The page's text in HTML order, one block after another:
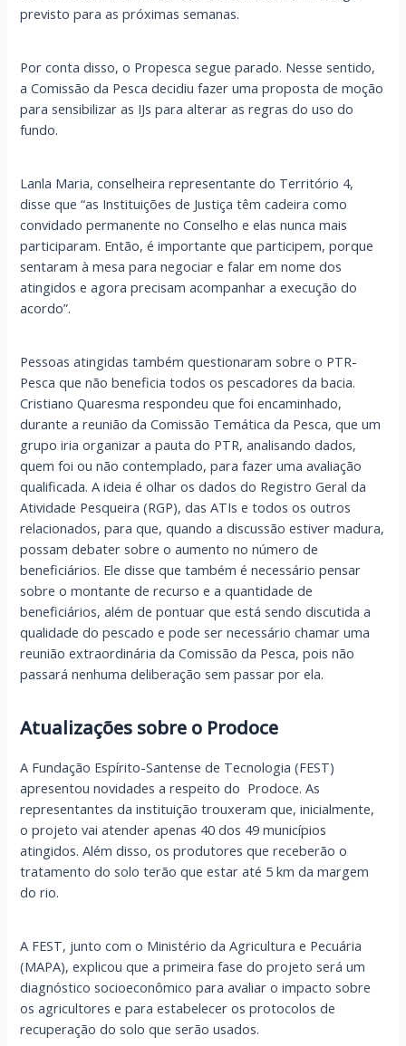
previsto para as próximas semanas.
Por conta disso, o Propesca segue parado. Nesse sentido,
a Comissão da Pesca decidiu fazer uma proposta de moção
para sensibilizar as IJs para alterar as regras do uso do
fundo.
Lanla Maria, conselheira representante do Território 4,
disse que “as Instituições de Justiça têm cadeira como
convidado permanente no Conselho e elas nunca mais
participaram. Então, é importante que participem, porque
sentaram à mesa para negociar e falar em nome dos
atingidos e agora precisam acompanhar a execução do
acordo”.
Pessoas atingidas também questionaram sobre o PTR-
Pesca que não beneficia todos os pescadores da bacia.
Cristiano Quaresma respondeu que foi encaminhado,
durante a reunião da Comissão Temática da Pesca, que um
grupo iria organizar a pauta do PTR, analisando dados,
quem foi ou não contemplado, para fazer uma avaliação
qualificada. A ideia é olhar os dados do Registro Geral da
Atividade Pesqueira (RGP), das ATIs e todos os outros
relacionados, para que, quando a discussão estiver madura,
possam debater sobre o aumento no número de
beneficiários. Ele disse que também é necessário pensar
sobre o montante de recurso e a quantidade de
beneficiários, além de pontuar que está sendo discutida a
qualidade do pescado e pode ser necessário chamar uma
reunião extraordinária da Comissão da Pesca, pois não
passará nenhuma deliberação sem passar por ela.
Atualizações sobre o Prodoce
A Fundação Espírito-Santense de Tecnologia (FEST)
apresentou novidades a respeito do Prodoce. As
representantes da instituição trouxeram que, inicialmente,
o projeto vai atender apenas 40 dos 49 municípios
atingidos. Além disso, os produtores que receberão o
tratamento do solo terão que estar até 5 km da margem
do rio.
A FEST, junto com o Ministério da Agricultura e Pecuária
(MAPA), explicou que a primeira fase do projeto será um
diagnóstico socioeconômico para avaliar o impacto sobre
os agricultores e para estabelecer os protocolos de
recuperação do solo que serão usados.